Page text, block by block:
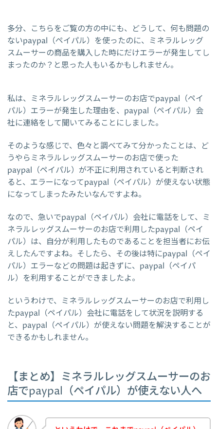
多分、こちらをご覧の方の中にも、どうして、何も問題の
ないpaypal（ペイパル）を使ったのに、ミネラルレッグ
スムーサーの商品を購入した時にだけエラーが発生してし
まったのか？と思った人もいるかもしれません。
私は、ミネラルレッグスムーサーのお店でpaypal（ペイ
パル）エラーが発生した理由を、paypal（ペイパル）会
社に連絡をして聞いてみることにしました。
そのような感じで、色々と調べてみて分かったことは、ど
うやらミネラルレッグスムーサーのお店で使った
paypal（ペイパル）が不正に利用されていると判断され
ると、エラーになってpaypal（ペイパル）が使えない状態
になってしまったみたいなんですよね。
なので、急いでpaypal（ペイパル）会社に電話をして、ミ
ネラルレッグスムーサーのお店で利用したpaypal（ペイ
パル）は、自分が利用したものであることを担当者にお伝
えしたんですよね。そしたら、その後は特にpaypal（ペイ
パル）エラーなどの問題は起きずに、paypal（ペイパ
ル）を利用することができましたよ。
というわけで、ミネラルレッグスムーサーのお店で利用し
たpaypal（ペイパル）会社に電話をして状況を説明する
と、paypal（ペイパル）が使えない問題を解決することが
できるかもしれません。
【まとめ】ミネラルレッグスムーサーのお
店でpaypal（ペイパル）が使えない人へ